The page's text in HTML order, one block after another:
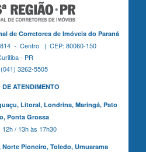
de Corretores de Imóveis do Paraná
814 - Centro | CEP: 80060-150
- PR
3262-5505
ATENDIMENTO
Litoral, Londrina, Maringá, Pato
Ponta Grossa
12h / 13h às 17h30
Norte Pioneiro, Toledo, Umuarama